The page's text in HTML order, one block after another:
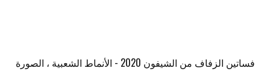
فساتين الزفاف من الشيفون 2020 - الأنماط الشعبية ، الصورة